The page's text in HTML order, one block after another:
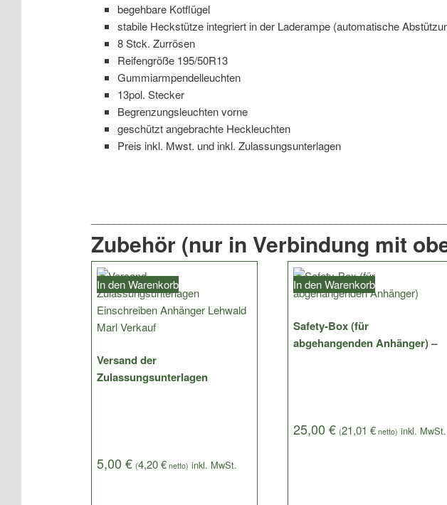
begehbare Kotflügel
stabile Heckstütze integriert in der Laderampe (automatische
8 Stck. Zurrösen
Reifengröße 195/50R13
Gummiarmpendelleuchten
13pol. Stecker
Begrenzungsleuchten vorne
geschützt angebrachte Heckleuchten
Preis inkl. Mwst. und inkl. Zulassungsunterlagen
Zubehör (nur in Verbindung mit
Versand der
Zulassungsunterlagen
5,00€ (4,20€ netto)
In den Warenkorb
Safety-Box (für
abgehangenden Anhänger) –
25,00€ (21,01€ netto)
In den Warenkorb